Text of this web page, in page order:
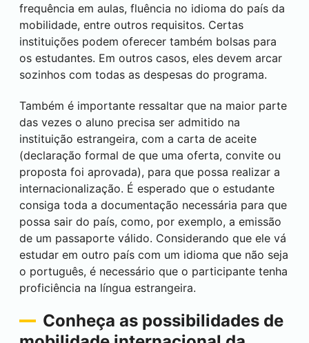
frequência em aulas, fluência no idioma do país da
mobilidade, entre outros requisitos. Certas
instituições podem oferecer também bolsas para
os estudantes. Em outros casos, eles devem arcar
sozinhos com todas as despesas do programa.
Também é importante ressaltar que na maior parte
das vezes o aluno precisa ser admitido na
instituição estrangeira, com a carta de aceite
(declaração formal de que uma oferta, convite ou
proposta foi aprovada), para que possa realizar a
internacionalização. É esperado que o estudante
consiga toda a documentação necessária para que
possa sair do país, como, por exemplo, a emissão
de um passaporte válido. Considerando que ele vá
estudar em outro país com um idioma que não seja
o português, é necessário que o participante tenha
proficiência na língua estrangeira.
Conheça as possibilidades de